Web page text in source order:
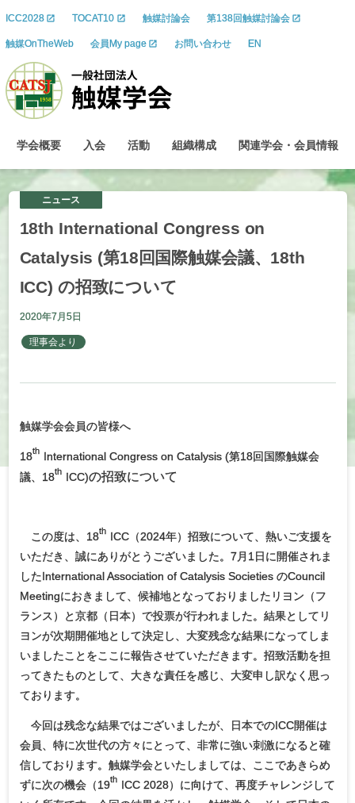
ICC2028 TOCAT10 触媒討論会 第138回触媒討論会
触媒OnTheWeb 会員My page お問い合わせ EN
学会概要 入会 活動 組織構成 関連学会 ・ 会員情報
ニュース
18th International Congress on
Catalysis (第18 回国際触媒会議、 18th
ICC) の招致について
2020年7月5日
理事会より
触媒学会会員の皆様へ
18th International Congress on Catalysis (第18回国際触媒会
議、18th ICC)の招致について
この度は、18th ICC（2024年）招致について、熱いご支援を
いただき、誠にありがとうございました。7月1日に開催されま
したInternational Association of Catalysis Societies のCouncil
Meetingにおきまして、候補地となっておりましたリヨン（フ
ランス）と京都（日本）で投票が行われました。結果としてリ
ヨンが次期開催地として決定し、大変残念な結果になってしま
いましたことをここに報告させていただきます。招致活動を担
ってきたものとして、大きな責任を感じ、大変申し訳なく思っ
ております。
今回は残念な結果ではございましたが、日本でのICC開催は
会員、特に次世代の方々にとって、非常に強い刺激になると確
信しております。触媒学会といたしましては、ここであきらめ
ずに次の機会（19th ICC 2028）に向けて、再度チャレンジして